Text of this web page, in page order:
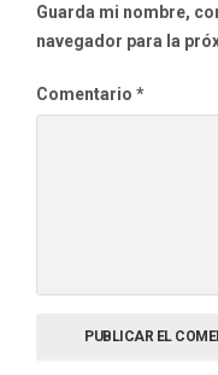
Guarda mi nombre,
navegador para la
Comentario *